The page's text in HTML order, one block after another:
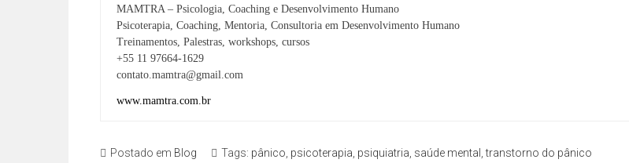
MAMTRA – Psicologia, Coaching e Desenvolvimento Humano
Psicoterapia, Coaching, Mentoria, Consultoria em Desenvolvimento Humano
Treinamentos, Palestras, workshops, cursos
+55 11 97664-1629
contato.mamtra@gmail.com
www.mamtra.com.br
Postado em Blog Tags: pânico psicoterapia psiquiatria saúde mental ,transtorno do pânico